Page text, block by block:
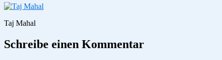
Taj Mahal
Schreibe einen Kommentar